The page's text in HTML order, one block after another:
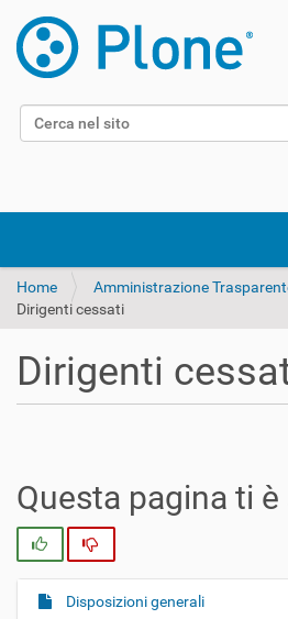
Cerca nel sito
Home Amministrazione
Dirigenti cessati
Dirigenti
Questa pagina ti
N
Disposizioni generali